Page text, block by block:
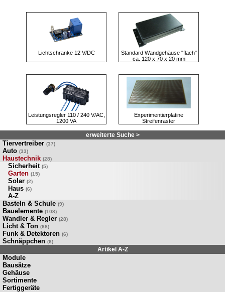
Lichtschranke 12 V/DC
Standard Wandgehäuse "flach"
ca. 120 x 70 x 20 mm
Leistungsregler 110 / 240 V/AC,
1200 VA
Experimentierplatine
Streifenraster
erweiterte Suche >
Tiervertreiber (37)
Auto (33)
Haustechnik (28)
Sicherheit (5)
Garten (15)
Solar (2)
Haus (6)
A-Z
Basteln & Schule (9)
Bauelemente (108)
Wandler & Regler (28)
Licht & Ton (68)
Funk & Detektoren (6)
Schnäppchen (6)
Artikel A-Z
Module
Bausätze
Gehäuse
Sortimente
Fertiggeräte